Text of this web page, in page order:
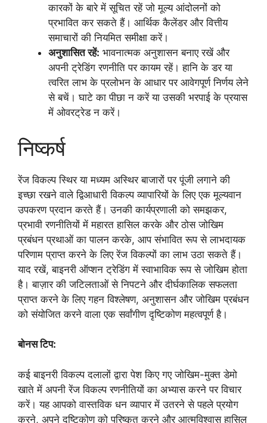
कारकों के बारे में सूचित रहें जो मूल्य आंदोलनों को
प्रभावित कर सकते हैं। आर्थिक कैलेंडर और वित्तीय
समाचारों की नियमित समीक्षा करें।
अनुशासित रहें: भावनात्मक अनुशासन बनाए रखें और
अपनी ट्रेडिंग रणनीति पर कायम रहें। हानि के डर या
त्वरित लाभ के प्रलोभन के आधार पर आवेगपूर्ण निर्णय लेने
से बचें। घाटे का पीछा न करें या उसकी भरपाई के प्रयास
में ओवरट्रेड न करें।
निष्कर्ष
रेंज विकल्प स्थिर या मध्यम अस्थिर बाजारों पर पूंजी लगाने की
इच्छा रखने वाले द्विआधारी विकल्प व्यापारियों के लिए एक मूल्यवान
उपकरण प्रदान करते हैं। उनकी कार्यप्रणाली को समझकर,
प्रभावी रणनीतियों में महारत हासिल करके और ठोस जोखिम
प्रबंधन प्रथाओं का पालन करके, आप संभावित रूप से लाभदायक
परिणाम प्राप्त करने के लिए रेंज विकल्पों का लाभ उठा सकते हैं।
याद रखें, बाइनरी ऑप्शन ट्रेडिंग में स्वाभाविक रूप से जोखिम होता
है। बाज़ार की जटिलताओं से निपटने और दीर्घकालिक सफलता
प्राप्त करने के लिए गहन विश्लेषण, अनुशासन और जोखिम प्रबंधन
को संयोजित करने वाला एक सर्वांगीण दृष्टिकोण महत्वपूर्ण है।
बोनस टिप:
कई बाइनरी विकल्प दलालों द्वारा पेश किए गए जोखिम-मुक्त डेमो
खाते में अपनी रेंज विकल्प रणनीतियों का अभ्यास करने पर विचार
करें। यह आपको वास्तविक धन व्यापार में उतरने से पहले प्रयोग
करने, अपने दृष्टिकोण को परिष्कृत करने और आत्मविश्वास हासिल